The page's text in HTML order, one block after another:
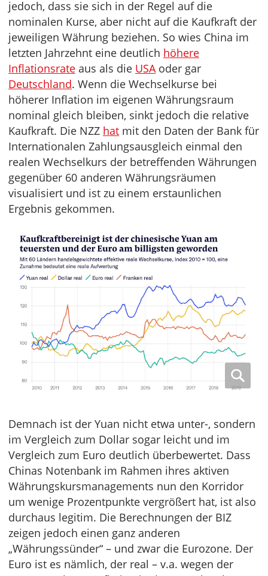
jedoch, dass sie sich in der Regel auf die
nominalen Kurse, aber nicht auf die Kaufkraft der
jeweiligen Währung beziehen. So wies China im
letzten Jahrzehnt eine deutlich höhere
Inflationsrate aus als die USAoder gar
Deutschland. Wenn die Wechselkurse bei
höherer Inflation im eigenen Währungsraum
nominal gleich bleiben, sinkt jedoch die relative
Kaufkraft. Die NZZ hat mit den Daten der Bank für
Internationalen Zahlungsausgleich einmal den
realen Wechselkurs der betreffenden Währungen
gegenüber 60 anderen Währungsräumen
visualisiert und ist zu einem erstaunlichen
Ergebnis gekommen.
Demnach ist der Yuan nicht etwa unter-, sondern
im Vergleich zum Dollar sogar leicht und im
Vergleich zum Euro deutlich überbewertet. Dass
Chinas Notenbank im Rahmen ihres aktiven
Währungskursmanagements nun den Korridor
um wenige Prozentpunkte vergrößert hat, ist also
durchaus legitim. Die Berechnungen der BIZ
zeigen jedoch einen ganz anderen
„Währungssünder“ – und zwar die Eurozone. Der
Euro ist es nämlich, der real – v.a. wegen der